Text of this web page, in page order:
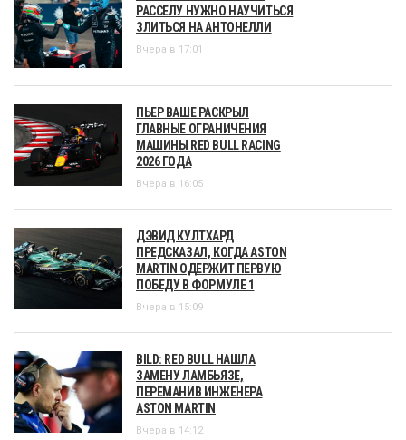
РАССЕЛУ НУЖНО НАУЧИТЬСЯ
ЗЛИТЬСЯ НА АНТОНЕЛЛИ
Вчера в 17:01
ПЬЕР ВАШЕ РАСКРЫЛ
ГЛАВНЫЕ ОГРАНИЧЕНИЯ
МАШИНЫ RED BULL RACING
2026 ГОДА
Вчера в 16:05
ДЭВИД КУЛТХАРД
ПРЕДСКАЗАЛ, КОГДА ASTON
MARTIN ОДЕРЖИТ ПЕРВУЮ
ПОБЕДУ В ФОРМУЛЕ 1
Вчера в 15:09
BILD: RED BULL НАШЛА
ЗАМЕНУ ЛАМБЬЯЗЕ,
ПЕРЕМАНИВ ИНЖЕНЕРА
ASTON MARTIN
Вчера в 14:12